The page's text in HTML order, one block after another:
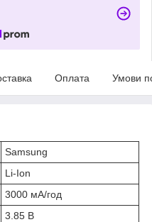
Оплата Умови
Samsung
Li-Ion
3000 мА/год
3.85 В